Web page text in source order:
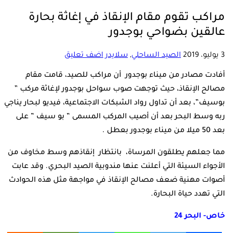
مراكب تقوم مقام الإنقاذ في إغاثة بحارة
عالقين بضواحي بوجدور
3 يوليو، 2019 الصيد الساحلي, سلايدر اضف تعليق
أفادت مصادر من ميناء بوجدور أن مراكب للصيد، قامت مقام
مصالح الإنقاذ، حيث توجهت صوب سواحل بوجدور لإغاثة مركب ”
بوسيف”، بعد أن تداول رواد الشبكات الاجتماعية، فيديو لبحار يناجي
ربه وسط البحر بعد أن أصيب المركب المسمى ” بو سيف ” على
بعد 50 ميلا من ميناء بوجدور بعطل .
مما جعلهم يطلقون المرساة، بانتظار إنقاذهم وسط مخاوف من
الأجواء السيئة التي أعلنت عنها مندوبية الصيد البحري. وقد عابت
أصوات مهنية ضعف مصالح الإنقاذ في مواجهة مثل هذه الحوادث
التي تهدد حياة البحارة.
خاص- البحر 24